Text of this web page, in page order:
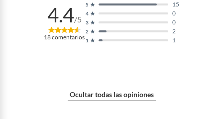
4.4/5
18comentarios 1 1
2 2
3 0
4 0
5 15
Ocultar todas las opiniones